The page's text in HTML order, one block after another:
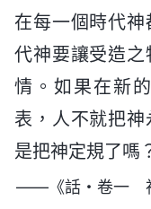
在每一個時代
代神要讓受造
情。如果在新
表，人不就把
是把神定規了嗎
——《話・卷一